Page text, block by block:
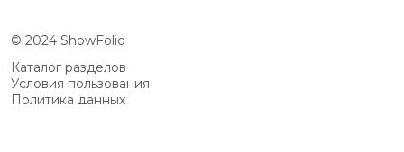
© 2024 ShowFolio
Каталог разделов
Условия пользования
Политика данных